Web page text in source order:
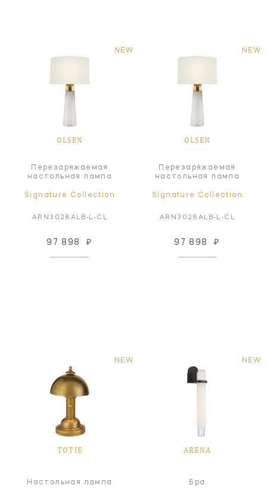
NEW
OLSEN
Перезаряжаемая
настольная лампа
Signature Collection
ARN3028ALB-L-CL
97 898 ₽
NEW
OLSEN
Перезаряжаемая
настольная лампа
Signature Collection
ARN3028ALB-L-CL
97 898 ₽
NEW
TOTIE
Настольная лампа
NEW
ARENA
Бра